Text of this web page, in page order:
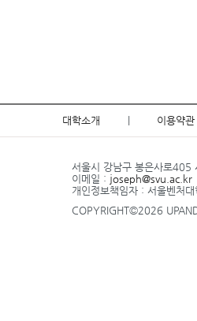
대학소개 이용약관
서울시 강남구 봉은사로
이메일 : joseph@svu.ac.kr
개인정보책임자 : 서울벤처
COPYRIGHT©2026